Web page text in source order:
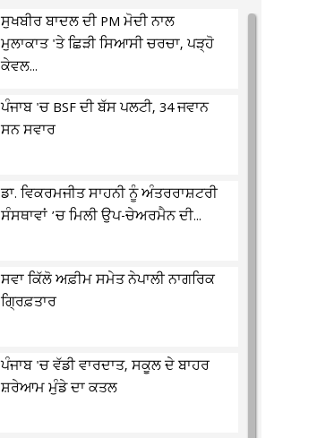
ਸੁਖਬੀਰ ਬਾਦਲ ਦੀ PM ਮੋਦੀ ਨਾਲ
ਮੁਲਾਕਾਤ 'ਤੇ ਛਿੜੀ ਸਿਆਸੀ ਚਰਚਾ, ਪੜ੍ਹੋ
ਕੇਵਲ...
ਪੰਜਾਬ 'ਚ BSF ਦੀ ਬੱਸ ਪਲਟੀ, 34 ਜਵਾਨ
ਸਨ ਸਵਾਰ
ਡਾ. ਵਿਕਰਮਜੀਤ ਸਾਹਨੀ ਨੂੰ ਅੰਤਰਰਾਸ਼ਟਰੀ
ਸੰਸਥਾਵਾਂ ’ਚ ਮਿਲੀ ਉਪ-ਚੇਅਰਮੈਨ ਦੀ...
ਸਵਾ ਕਿੱਲੋ ਅਫ਼ੀਮ ਸਮੇਤ ਨੇਪਾਲੀ ਨਾਗਰਿਕ
ਗ੍ਰਿਫ਼ਤਾਰ
ਪੰਜਾਬ 'ਚ ਵੱਡੀ ਵਾਰਦਾਤ, ਸਕੂਲ ਦੇ ਬਾਹਰ
ਸ਼ਰੇਆਮ ਮੁੰਡੇ ਦਾ ਕਤਲ